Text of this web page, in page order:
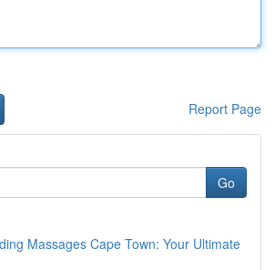
Report Page
Go
Massages Cape Town: Your Ultimate